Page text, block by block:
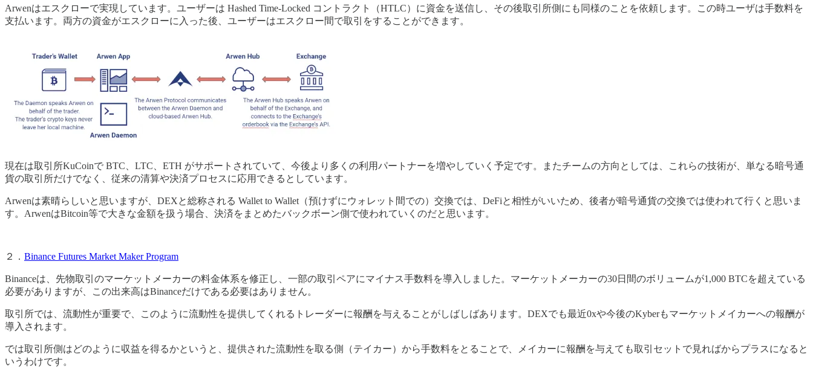
Arwenはエスクローで実現しています。ユーザーは Hashed Time-Locked コントラクト（HTLC）に資金を送信し、その後取引所側にも同様のことを依頼します。この時ユーザは手数料を
支払います。両方の資金がエスクローに入った後、ユーザーはエスクロー間で取引をすることができます。
現在は取引所KuCoinで BTC、LTC、ETH がサポートされていて、今後より多くの利用パートナーを増やしていく予定です。またチームの方向としては、これらの技術が、単なる暗号通
貨の取引所だけでなく、従来の清算や決済プロセスに応用できるとしています。
Arwenは素晴らしいと思いますが、DEXと総称される Wallet to Wallet（預けずにウォレット間での）交換では、DeFiと相性がいいため、後者が暗号通貨の交換では使われて行くと思いま
す。ArwenはBitcoin等で大きな金額を扱う場合、決済をまとめたバックボーン側で使われていくのだと思います。
２． Binance Futures Market Maker Program
Binanceは、先物取引のマーケットメーカーの料金体系を修正し、一部の取引ペアにマイナス手数料を導入しました。マーケットメーカーの30日間のボリュームが1,000 BTCを超えている
必要がありますが、この出来高はBinanceだけである必要はありません。
取引所では、流動性が重要で、このように流動性を提供してくれるトレーダーに報酬を与えることがしばしばあります。DEXでも最近0xや今後のKyberもマーケットメイカーへの報酬が
導入されます。
では取引所側はどのように収益を得るかというと、提供された流動性を取る側（テイカー）から手数料をとることで、メイカーに報酬を与えても取引セットで見ればからプラスになると
いうわけです。